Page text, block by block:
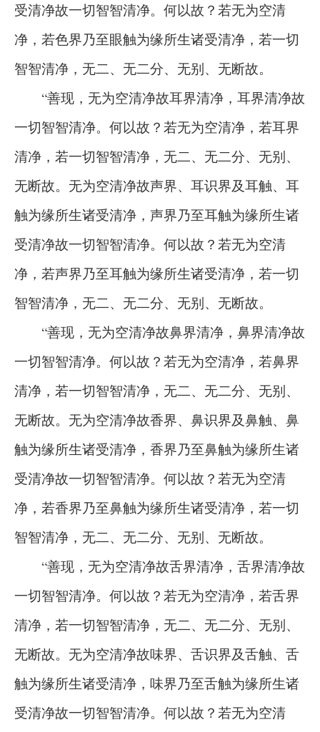
受清净故一切智智清净。何以故？若无为空清
净，若色界乃至眼触为缘所生诸受清净，若一切
智智清净，无二、无二分、无别、无断故。
“善现，无为空清净故耳界清净，耳界清净故
一切智智清净。何以故？若无为空清净，若耳界
清净，若一切智智清净，无二、无二分、无别、
无断故。无为空清净故声界、耳识界及耳触、耳
触为缘所生诸受清净，声界乃至耳触为缘所生诸
受清净故一切智智清净。何以故？若无为空清
净，若声界乃至耳触为缘所生诸受清净，若一切
智智清净，无二、无二分、无别、无断故。
“善现，无为空清净故鼻界清净，鼻界清净故
一切智智清净。何以故？若无为空清净，若鼻界
清净，若一切智智清净，无二、无二分、无别、
无断故。无为空清净故香界、鼻识界及鼻触、鼻
触为缘所生诸受清净，香界乃至鼻触为缘所生诸
受清净故一切智智清净。何以故？若无为空清
净，若香界乃至鼻触为缘所生诸受清净，若一切
智智清净，无二、无二分、无别、无断故。
“善现，无为空清净故舌界清净，舌界清净故
一切智智清净。何以故？若无为空清净，若舌界
清净，若一切智智清净，无二、无二分、无别、
无断故。无为空清净故味界、舌识界及舌触、舌
触为缘所生诸受清净，味界乃至舌触为缘所生诸
受清净故一切智智清净。何以故？若无为空清